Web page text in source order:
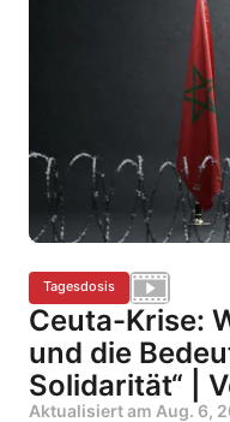
Tagesdosis
Ceuta-Krise:
und die
Solidarität“ |
Aktualisiert am Aug. 6,